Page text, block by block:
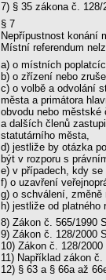
7) § 35 zákona č.
§ 7
Nepřípustnost konání
Místní referendum
a) o místních
b) o zřízení nebo
c) o volbě a odvolání
města a primátora
obvodu nebo městské
a dalších členů
statutárního města,
d) jestliže by otázka
být v rozporu s
e) v případech, kdy
f) o uzavření
g) o schválení,
h) jestliže od
8) Zákon č. 565/1990
9) Zákon č. 128/2000
10) Zákon č. 128/
11) Například zákon
12) § 63 a § 66a až